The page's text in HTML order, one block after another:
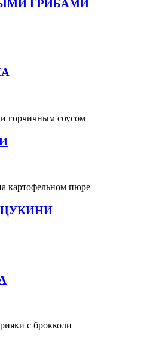
ГРИБАМИ
горчичным соусом
картофельном пюре
с брокколи